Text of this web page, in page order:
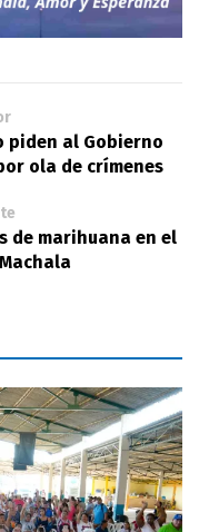
piden al Gobierno
ola de crímenes
de marihuana en el